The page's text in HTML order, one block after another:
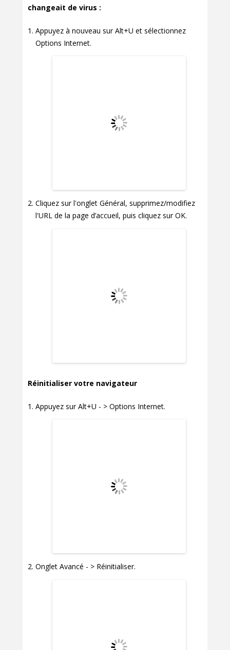
changeait de virus :
Appuyez à nouveau sur Alt+U et sélectionnez
Options Internet.
Cliquez sur l'onglet Général, supprimez/modifiez
l'URL de la page d’accueil, puis cliquez sur OK.
Réinitialiser votre navigateur
Appuyez sur Alt+U - > Options Internet.
Onglet Avancé - > Réinitialiser.